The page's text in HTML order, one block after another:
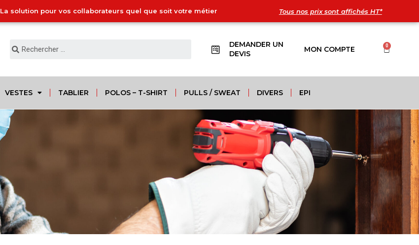
La solution pour vos collaborateurs quel que soit votre métier Tous nos prix sont affichés HT*
DEMANDER UN
DEVIS
MON COMPTE 0
VESTES TABLIER POLOS – T-SHIRT PULLS / SWEAT DIVERS EPI